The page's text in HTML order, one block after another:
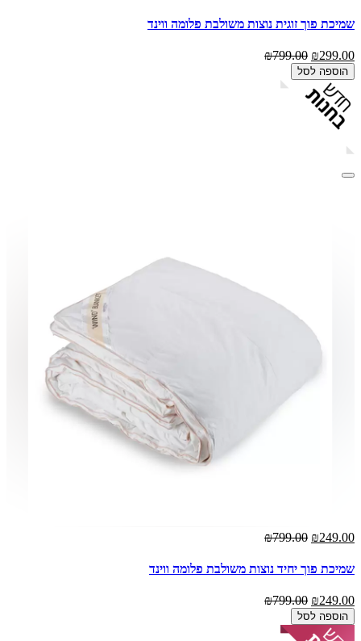
שמיכת פוך זוגית נוצות משולבת פלומה ווינד
₪299.00
₪799.00
הוספה לסל
₪249.00
₪799.00
שמיכת פוך יחיד נוצות משולבת פלומה ווינד
₪249.00
₪799.00
הוספה לסל